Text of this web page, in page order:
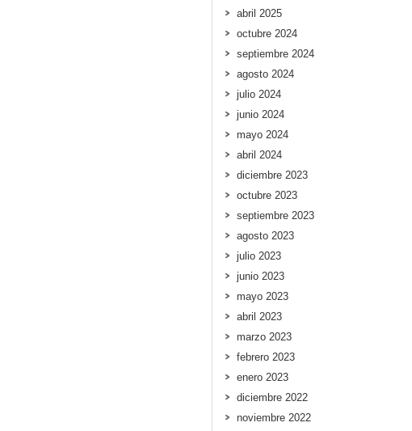
abril 2025
octubre 2024
septiembre 2024
agosto 2024
julio 2024
junio 2024
mayo 2024
abril 2024
diciembre 2023
octubre 2023
septiembre 2023
agosto 2023
julio 2023
junio 2023
mayo 2023
abril 2023
marzo 2023
febrero 2023
enero 2023
diciembre 2022
noviembre 2022